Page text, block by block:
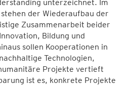
unterzeichnet. Im
der Wiederaufbau der
Zusammenarbeit beider
Bildung und
sollen Kooperationen in
Technologien,
Projekte vertieft
ist es, konkrete Projekte